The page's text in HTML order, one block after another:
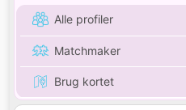
Alle profiler
Matchmaker
Brug kortet